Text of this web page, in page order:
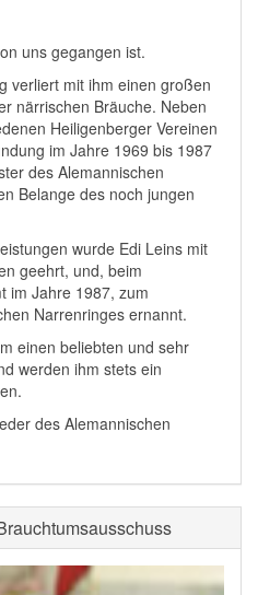
uns gegangen ist.
verliert mit ihm einen großen
närrischen Bräuche. Neben
Heiligenberger Vereinen
im Jahre 1969 bis 1987
des Alemannischen
Belange des noch jungen
wurde Edi Leins mit
geehrt, und, beim
im Jahre 1987, zum
Narrenringes ernannt.
einen beliebten und sehr
werden ihm stets ein
des Alemannischen